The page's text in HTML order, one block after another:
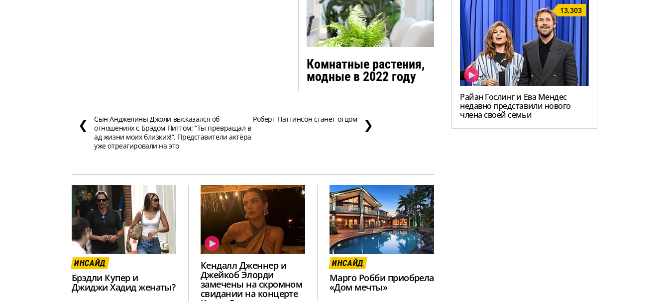
Комнатные растения,
модные в 2022 году
❮
Сын Анджелины Джоли высказался об
отношениях с Брэдом Питтом: “Ты превращал в
ад жизни моих близких!”. Представители актёра
уже отреагировали на это
Роберт Паттинсон станет отцом ❯
ИНСАЙД
Брэдли Купер и
Джиджи Хадид женаты?
Кендалл Дженнер и
Джейкоб Элорди
замечены на скромном
свидании на концерте
ИНСАЙД
Марго Робби приобрела
«Дом мечты»
13,303
Райан Гослинг и Ева Мендес
недавно представили нового
члена своей семьи